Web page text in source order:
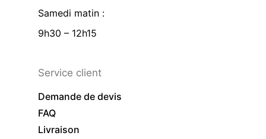
Samedi matin :
9h30 – 12h15
Service client
Demande de devis
FAQ
Livraison